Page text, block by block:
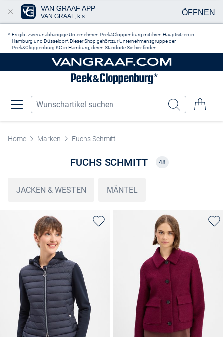
Es gibt zwei unabhängige Unternehmen Peek&Cloppenburg mit ihren Hauptsitzen in
Hamburg und Düsseldorf. Dieser Shop gehört zur Unternehmensgruppe der
Peek&Cloppenburg KG in Hamburg, deren Standorte Sie hierfinden.
Home Marken Fuchs Schmitt
FUCHS SCHMITT 48
JACKEN & WESTEN MÄNTEL
VAN GRAAF APP
VAN GRAAF, k.s. ÖFFNEN